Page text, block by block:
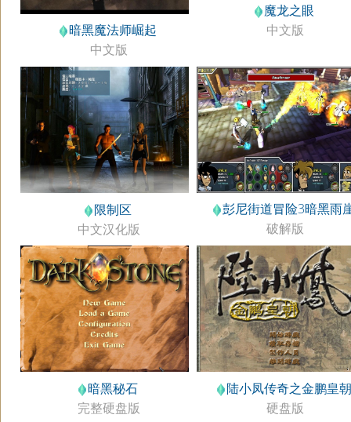
暗黑魔法师崛起
中文版
魔龙之眼
中文版
限制区
中文汉化版
彭尼街道冒险3暗黑雨
破解版
暗黑秘石
完整硬盘版
陆小凤传奇之金鹏皇朝
硬盘版